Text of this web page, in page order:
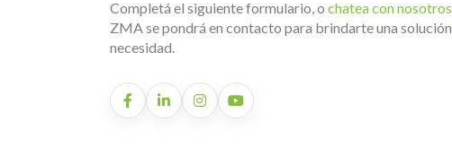
Completá el siguiente formulario, o chatea con nosotros
ZMA se pondrá en contacto para brindarte una
necesidad.